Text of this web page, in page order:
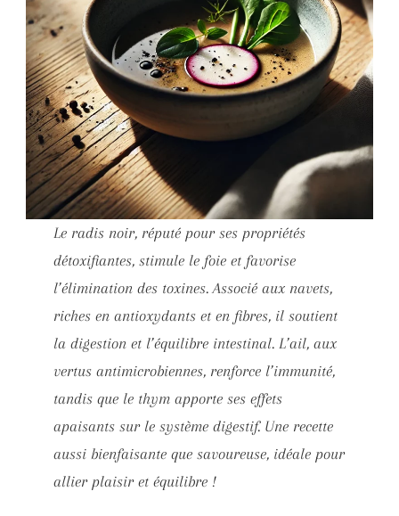
Le radis noir, réputé pour ses propriétés
détoxifiantes, stimule le foie et favorise
l’élimination des toxines. Associé aux navets,
riches en antioxydants et en fibres, il soutient
la digestion et l’équilibre intestinal. L’ail, aux
vertus antimicrobiennes, renforce l’immunité,
tandis que le thym apporte ses effets
apaisants sur le système digestif. Une recette
aussi bienfaisante que savoureuse, idéale pour
allier plaisir et équilibre !